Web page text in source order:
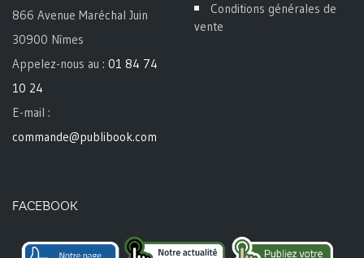
866 Avenue Maréchal Juin
30900 Nîmes
Appelez-nous au : 01 84 74
10 24
E-mail :
commande@publibook.com
Conditions générales de
vente
FACEBOOK